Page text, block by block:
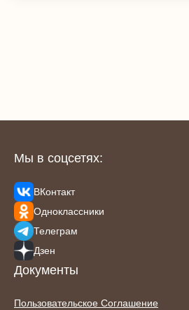
Мы в соцсетях:
ВКонтакт
Одноклассники
Телеграм
Дзен
Документы
Пользовательское Соглашение